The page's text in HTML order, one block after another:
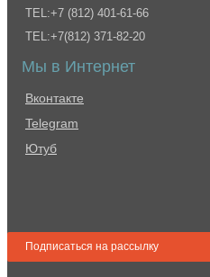
TEL:+7 (812) 401-61-66
TEL:+7(812) 371-82-20
Мы в Интернет
Вконтакте
Telegram
Ютуб
Подписаться на рассылку